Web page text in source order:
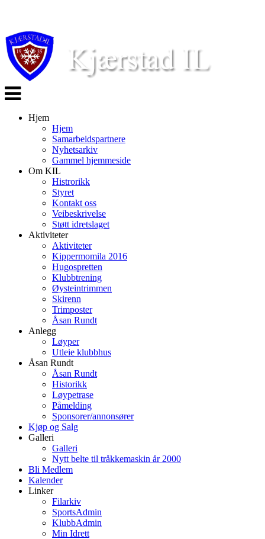
Veksle
navigasjon
Hjem
Hjem
Samarbeidspartnere
Nyhetsarkiv
Gammel hjemmeside
Om KIL
Histrorikk
Styret
Kontakt oss
Veibeskrivelse
Støtt idretslaget
Aktiviteter
Aktiviteter
Kippermomila 2016
Hugospretten
Klubbtrening
Øysteintrimmen
Skirenn
Trimposter
Åsan Rundt
Anlegg
Løyper
Utleie klubbhus
Åsan Rundt
Åsan Rundt
Historikk
Løypetrase
Påmelding
Sponsorer/annonsører
Kjøp og Salg
Galleri
Galleri
Nytt belte til tråkkemaskin år 2000
Bli Medlem
Kalender
Linker
Filarkiv
SportsAdmin
KlubbAdmin
Min Idrett